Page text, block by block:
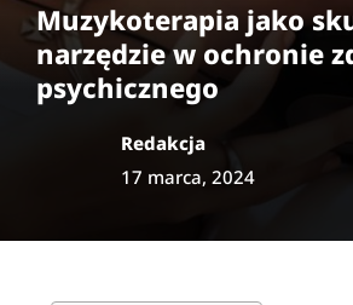
Muzykoterapia jako
narzędzie w ochronie
psychicznego
Redakcja
17 marca, 2024